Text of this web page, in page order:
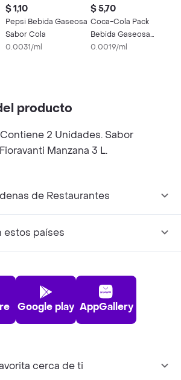
$ 1,10
Pepsi Bebida Gaseosa
Sabor Cola
0.0031/ml
$ 5,70
Coca-Cola Pack
Bebida Gaseosa
Original + Fiora Fresa
0.0019/ml
producto
2 Unidades. Sabor
Manzana 3 L.
de Restaurantes
estos países
Google play AppGallery
cerca de ti